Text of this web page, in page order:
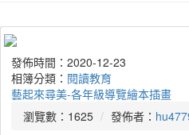
發佈時間：2025-07-04
相簿分類： 閱讀教育
文學閱讀與欣賞
瀏覽數：1172
發佈者：
發佈時間：2025-07-04
相簿分類： 閱讀教育
手製書
瀏覽數：1068
發佈者：
發佈時間：2025-07-04
相簿分類： 閱讀教育
114與作家有約-李光福老師
瀏覽數：1364
發佈者：
發佈時間：2025-07-04
相簿分類： 閱讀教育
班級好書推薦中低年級
瀏覽數：565
發佈者：
發佈時間：2025-07-04
相簿分類： 閱讀教育
班級好書推薦中年級
瀏覽數：507
發佈者：
發佈時間：2025-07-04
相簿分類： 閱讀教育
班級好書推薦高年級
瀏覽數：873
發佈者：
發佈時間：2025-07-04
相簿分類： 閱讀教育
師長聊書
瀏覽數：504
發佈者：
發佈時間：2025-07-04
相簿分類： 閱讀教育
師長聊書
瀏覽數：541
發佈者：
發佈時間：2025-07-04
相簿分類： 閱讀教育
志工阿姨說故事
瀏覽數：675
發佈者：
發佈時間：2024-07-06
相簿分類： 閱讀教育
113年度桃園市暑期閱讀品德營
瀏覽數：2105
發佈者： 訪客
發佈時間：2022-12-25
相簿分類： 閱讀教育
閱讀教育
瀏覽數：1312
發佈者： 訪客
發佈時間：2021-01-07
相簿分類： 閱讀教育
高義國小交流
瀏覽數：2256
發佈者：
發佈時間：2020-12-23
相簿分類： 閱讀教育
藝起來尋美-各年級導覽繪本插畫
瀏覽數：1625
發佈者：
瑞原國民小學位處桃園市南端楊梅
樸的客家族及默默奉獻的教育伙伴
本校創設於民國十一年四月。校地
流量統計